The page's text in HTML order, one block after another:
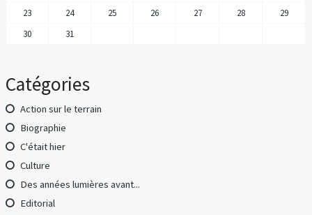
23
24 25 26 27 28
29
30
31
Catégories
Action sur le terrain
Biographie
C'était hier
Culture
Des années lumières avant...
Editorial